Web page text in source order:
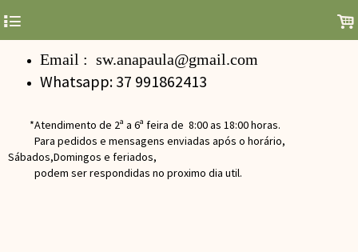
4 .
Email : sw.anapaula@gmail.com
Whatsapp: 37 991862413
*Atendimento de 2ª a 6ª feira de 8:00 as 18:00 horas.
Para pedidos e mensagens enviadas após o horário,
Sábados,Domingos e feriados,
podem ser respondidas no proximo dia util.